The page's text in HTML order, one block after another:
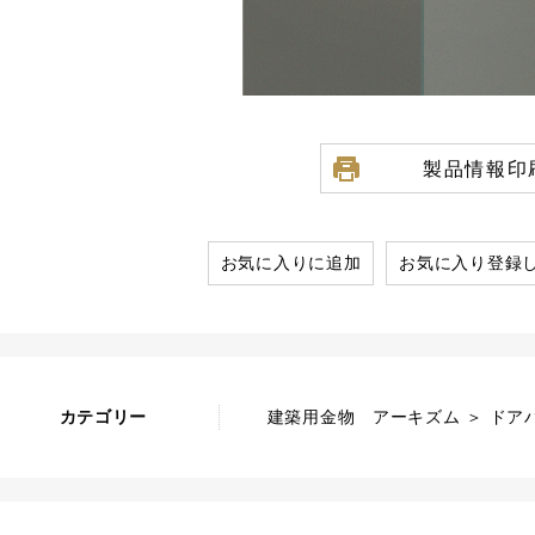
製品情報印
お気に入りに追加 お気に入り登録
カテゴリー 建築用金物 アーキズム ＞ ドア